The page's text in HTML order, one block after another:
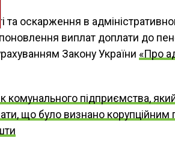
та оскарження в
виплат доплати до
Закону України «Про
комунального підприємства,
що було визнано